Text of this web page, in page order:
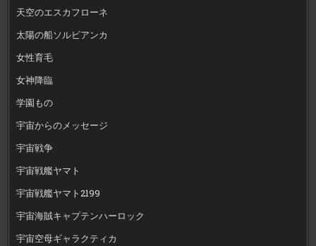
天空のエスカフローネ
太陽の船ソルビアンカ
女性育毛
女神降臨
学園もの
宇宙からのメッセージ
宇宙戦争
宇宙戦艦ヤマト
宇宙戦艦ヤマト2199
宇宙海賊キャプテンハーロック
宇宙空母ギャラクティカ